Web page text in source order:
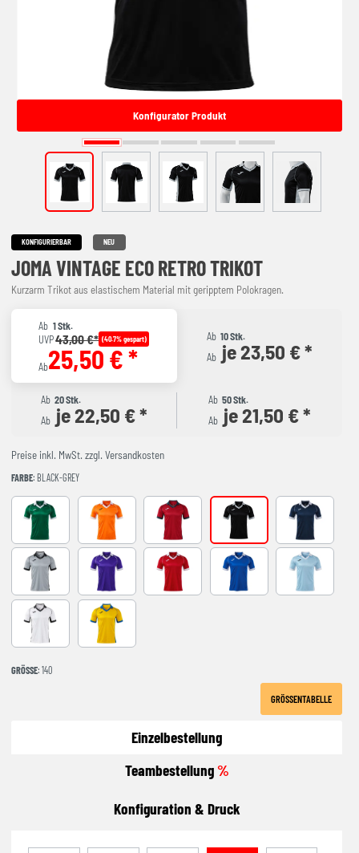
Konfigurator Produkt
KONFIGURIERBAR NEU
JOMA VINTAGE ECO RETRO TRIKOT
Kurzarm Trikot aus elastischem Material mit geripptem Polokragen.
Ab 1 Stk.
UVP43,00 €* (40.7% gespart)
Ab25,50 € *
Ab 10 Stk.
Ab je 23,50 € *
Ab 20 Stk.
Ab je 22,50 € *
Ab 50 Stk.
Ab je 21,50 € *
Preise inkl. MwSt. zzgl. Versandkosten
FARBE: BLACK-GREY
GREEN-WHITE ORANGE-WHITE RED-NAVY BLACK-GREY DARK NAVY
GREY-BLACK VIOLETA-BLANCO RED-WHITE ROYAL-WHITE
WHITE-BLACK YELLOW-ROYAL
GRÖSSE : 140
GRÖSSENTABELLE
Einzelbestellung
Teambestellung%
Konfiguration & Druck